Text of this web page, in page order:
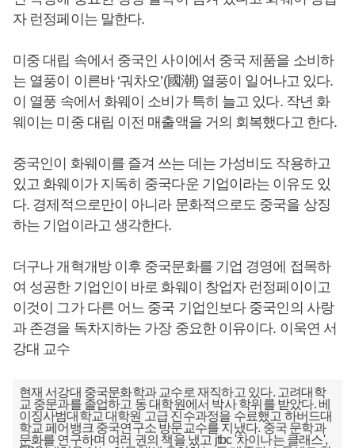
자 런정페이는 말한다.
미중 대립 속에서 중국인 사이에서 중국 제품을 소비하
는 열풍이 이른바 ‘궈차오’(國潮) 열풍이 일어나고 있다.
이 열풍 속에서 화웨이 소비가 특히 늘고 있다. 작년 화
웨이는 미중 대립 이전 매출액을 거의 회복했다고 한다.
중국인이 화웨이를 즐겨 쓰는 데는 가성비도 작용하고
있고 화웨이가 지독히 중국다운 기업이라는 이유도 있
다. 경제적으로만이 아니라 문화적으로도 중국을 상징
하는 기업이라고 생각한다.
더구나 개혁개방 이후 중국문화를 기업 경영에 접목하
여 성공한 기업인이 바로 화웨이 창업자 런정페이이고
이것이 그가 다른 어느 중국 기업인보다 중국인의 사랑
과 존경을 독차지하는 가장 중요한 이유이다. 이욱연 서
강대 교수
현재 서강대 중국문화학과 교수로 재직하고 있다. 고려대학
교 중문과를 졸업하고 동 대학원에서 박사 학위를 받았다. 베
이징사범대학교 대학원 고급 진수과정을 수료했고 하버드대
학교 페어뱅크 중국연구소 방문교수를 지냈다. 중국 문학과
문화를 연구하며 여러 권의 책을 냈고 jtbc '차이나는 클래스',